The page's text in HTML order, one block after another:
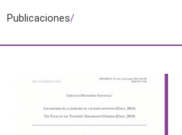
Publicaciones/